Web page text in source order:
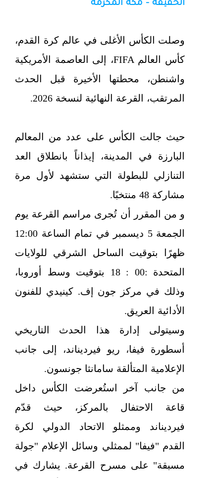
الحقيقة - مكة المكرمة
وصلت الكأس الأغلى في عالم كرة القدم،
كأس العالم FIFA، إلى العاصمة الأمريكية
واشنطن، محطتها الأخيرة قبل الحدث
المرتقب، القرعة النهائية لنسخة 2026.
حيث جالت الكأس على عدد من المعالم
البارزة في المدينة، إيذاناً بانطلاق العد
التنازلي للبطولة التي ستشهد لأول مرة
مشاركة 48 منتخبًا.
و من المقرر أن تُجرى مراسم القرعة يوم
الجمعة 5 ديسمبر في تمام الساعة 12:00
ظهرًا بتوقيت الساحل الشرقي للولايات
المتحدة :00 : 18 بتوقيت وسط أوروبا،
وذلك في مركز جون إف. كينيدي للفنون
الأدائية العريق.
وسيتولى إدارة هذا الحدث التاريخي
أسطورة فيفا، ريو فيرديناند، إلى جانب
الإعلامية المتألقة سامانثا جونسون.
من جانب آخر استُعرضت الكأس داخل
قاعة الاحتفال بالمركز، حيث قدّم
فيرديناند وممثلو الاتحاد الدولي لكرة
القدم "فيفا" لممثلي وسائل الإعلام "جولة
مسبقة" على مسرح القرعة. يشارك في